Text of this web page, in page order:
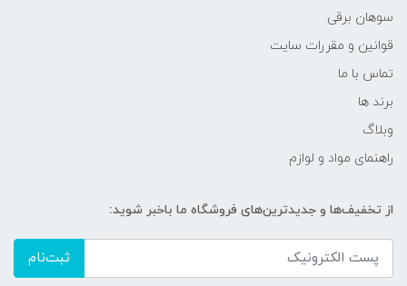
سوهان برقی
قوانین و مقررات سایت
تماس با ما
برند ها
وبلاگ
راهنمای مواد و لوازم
از تخفیف‌ها و جدیدترین‌های فروشگاه ما باخبر شوید:
ثبت‌نام